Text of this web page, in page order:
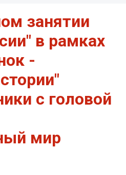
занятии
в рамках
-
с головой
мир